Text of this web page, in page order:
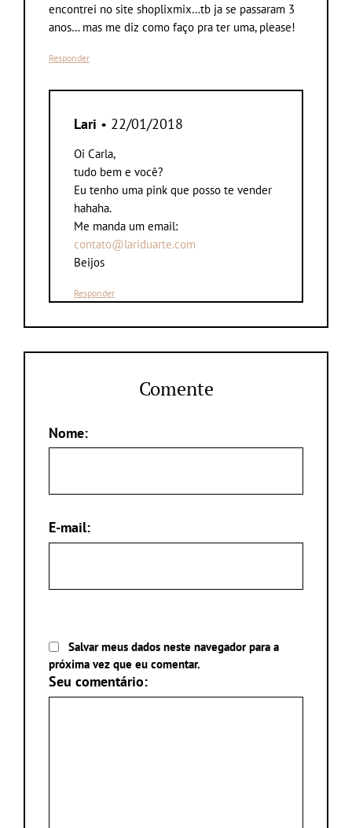
encontrei no site shoplixmix…tb ja se passaram 3
anos… mas me diz como faço pra ter uma, please!
Responder
Lari • 22/01/2018
Oi Carla,
tudo bem e você?
Eu tenho uma pink que posso te vender
hahaha.
Me manda um email:
contato@lariduarte.com
Beijos
Responder
Comente
Nome:
E-mail:
Salvar meus dados neste navegador para a
próxima vez que eu comentar.
Seu comentário: